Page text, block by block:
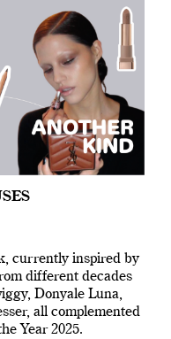
currently inspired by
different decades
Donyale Luna,
all complemented
Year 2025.